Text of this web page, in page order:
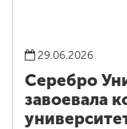
29.06.2026
Серебро
завоевала